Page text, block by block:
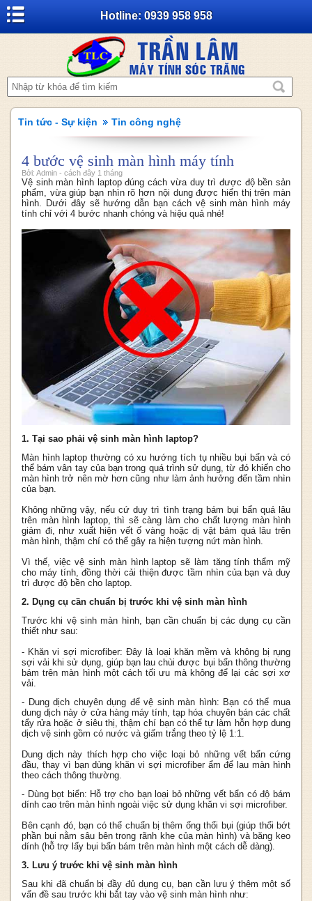
Hotline: 0939 958 958
Tin tức - Sự kiện Tin công nghệ
4 bước vệ sinh màn hình máy tính
Bởi: Admin - cách đây 1 tháng
Vệ sinh màn hình laptop đúng cách vừa duy trì được độ bền sản
phẩm, vừa giúp bạn nhìn rõ hơn nội dung được hiển thị trên màn
hình. Dưới đây sẽ hướng dẫn bạn cách vệ sinh màn hình máy
tính chỉ với 4 bước nhanh chóng và hiệu quả nhé!
1. Tại sao phải vệ sinh màn hình laptop?
Màn hình laptop thường có xu hướng tích tụ nhiều bụi bẩn và có
thể bám vân tay của bạn trong quá trình sử dụng, từ đó khiến cho
màn hình trở nên mờ hơn cũng như làm ảnh hưởng đến tầm nhìn
của bạn.
Không những vậy, nếu cứ duy trì tình trạng bám bụi bẩn quá lâu
trên màn hình laptop, thì sẽ càng làm cho chất lượng màn hình
giảm đi, như xuất hiện vết ố vàng hoặc dị vật bám quá lâu trên
màn hình, thậm chí có thể gây ra hiện tượng nứt màn hình.
Vì thế, việc vệ sinh màn hình laptop sẽ làm tăng tính thẩm mỹ
cho máy tính, đồng thời cải thiện được tầm nhìn của bạn và duy
trì được độ bền cho laptop.
2. Dụng cụ cần chuẩn bị trước khi vệ sinh màn hình
Trước khi vệ sinh màn hình, bạn cần chuẩn bị các dụng cụ cần
thiết như sau:
- Khăn vi sợi microfiber: Đây là loại khăn mềm và không bị rụng
sợi vải khi sử dụng, giúp bạn lau chùi được bụi bẩn thông thường
bám trên màn hình một cách tối ưu mà không để lại các sợi xơ
vải.
- Dung dịch chuyên dụng để vệ sinh màn hình: Bạn có thể mua
dung dịch này ở cửa hàng máy tính, tạp hóa chuyên bán các chất
tẩy rửa hoặc ở siêu thị, thậm chí bạn có thể tự làm hỗn hợp dung
dịch vệ sinh gồm có nước và giấm trắng theo tỷ lệ 1:1.
Dung dịch này thích hợp cho việc loại bỏ những vết bẩn cứng
đầu, thay vì bạn dùng khăn vi sợi microfiber ẩm để lau màn hình
theo cách thông thường.
- Dùng bọt biển: Hỗ trợ cho bạn loại bỏ những vết bẩn có độ bám
dính cao trên màn hình ngoài việc sử dụng khăn vi sợi microfiber.
Bên cạnh đó, bạn có thể chuẩn bị thêm ống thổi bụi (giúp thổi bớt
phần bụi nằm sâu bên trong rãnh khe của màn hình) và băng keo
dính (hỗ trợ lấy bụi bẩn bám trên màn hình một cách dễ dàng).
3. Lưu ý trước khi vệ sinh màn hình
Sau khi đã chuẩn bị đầy đủ dụng cụ, bạn cần lưu ý thêm một số
vấn đề sau trước khi bắt tay vào vệ sinh màn hình như: